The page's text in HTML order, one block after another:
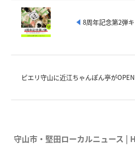
8周年記念第2弾
ピエリ守山に近江ちゃんぽん亭がOPEN
守山市・堅田ローカルニュース |